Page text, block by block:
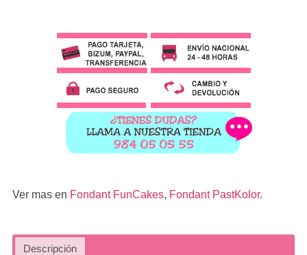
Ver mas en Fondant FunCakes, Fondant PastKolor.
Descripción